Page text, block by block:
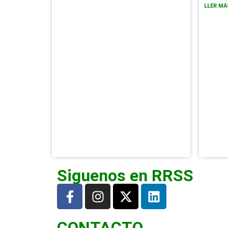
LLER
Siguenos en RRSS